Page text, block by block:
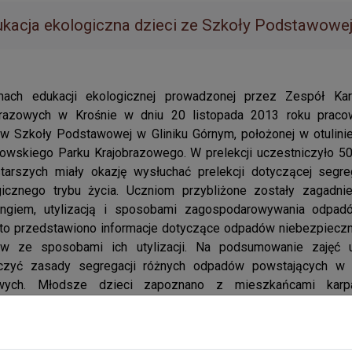
ekologiczna dzieci ze Szkoły
edukacji ekologicznej prowadzonej przez Zespół
w Krośnie w dniu 20 listopada 2013 roku
Szkoły Podstawowej w Gliniku Górnym, położonej w
Parku Krajobrazowego. W prelekcji uczestniczyło
miały okazję wysłuchać prelekcji dotyczącej
trybu życia. Uczniom przybliżone zostały
utylizacją i sposobami zagospodarowywania
przedstawiono informacje dotyczące odpadów
ze sposobami ich utylizacji. Na podsumowanie zajęć
zasady segregacji różnych odpadów powstających w
Młodsze dzieci zapoznano z mieszkańcami